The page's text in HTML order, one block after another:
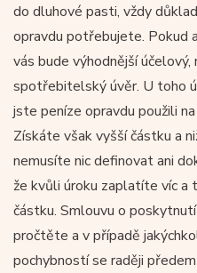
do dluhové pasti, vždy
opravdu potřebujete. Pokud
vás bude výhodnější
spotřebitelský úvěr. U toho
jste peníze opravdu použili
Získáte však vyšší částku a
nemusíte nic definovat ani
že kvůli úroku zaplatíte víc
částku. Smlouvu o
pročtěte a v případě
pochybností se raději